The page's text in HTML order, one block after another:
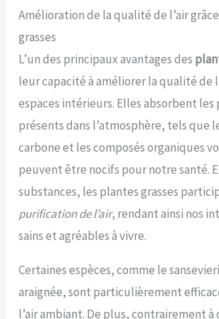
Amélioration de la qualité de l’air
grasses
L’un des principaux avantages des
leur capacité à améliorer la qualité de
espaces intérieurs. Elles absorbent
présents dans l’atmosphère, tels que
carbone et les composés organiques
peuvent être nocifs pour notre santé.
substances, les plantes grasses
purification de l’air, rendant ainsi nos
sains et agréables à vivre.
Certaines espèces, comme le
araignée, sont particulièrement
l’air ambiant. De plus, contrairement à